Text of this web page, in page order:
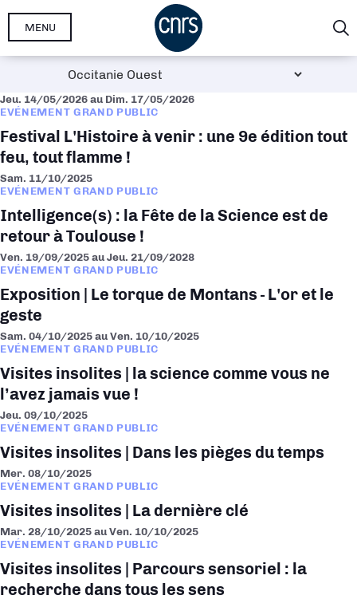
Aller
MENU
Jeu. 14/05/2026au Dim. 17/05/2026
EVÉNEMENT GRAND PUBLIC
Festival L'Histoire à venir : une 9e édition tout
feu, tout flamme !
Sam. 11/10/2025
EVÉNEMENT GRAND PUBLIC
Intelligence(s) : la Fête de la Science est de
retour à Toulouse !
Ven. 19/09/2025auJeu. 21/09/2028
EVÉNEMENT GRAND PUBLIC
Exposition | Le torque de Montans - L'or et le
geste
Sam. 04/10/2025auVen. 10/10/2025
EVÉNEMENT GRAND PUBLIC
Visites insolites | la science comme vous ne
l’avez jamais vue !
Jeu. 09/10/2025
EVÉNEMENT GRAND PUBLIC
Visites insolites | Dans les pièges du temps
Mer. 08/10/2025
EVÉNEMENT GRAND PUBLIC
Visites insolites | La dernière clé
Mar. 28/10/2025auVen. 10/10/2025
EVÉNEMENT GRAND PUBLIC
Visites insolites | Parcours sensoriel : la
recherche dans tous les sens